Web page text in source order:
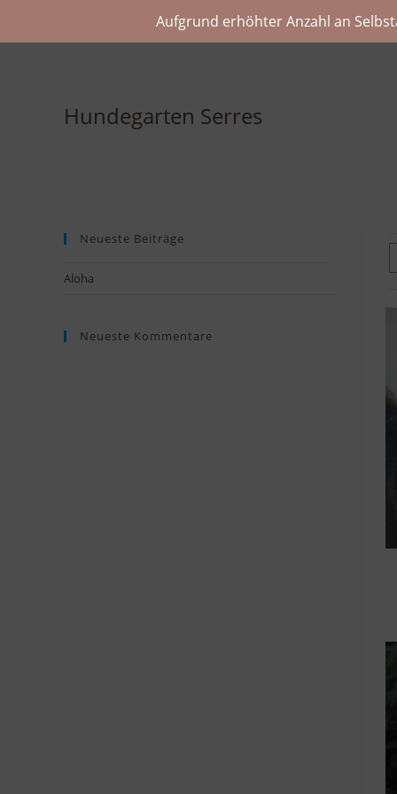
Aufgrund erhöhter Anzahl an
Hundegarten Serres
Neueste Beiträge
Aloha
Neueste Kommentare